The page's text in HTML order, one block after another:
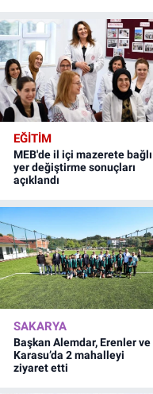
EĞİTİM
MEB'de il içi mazerete bağlı
yer değiştirme sonuçları
açıklandı
SAKARYA
Başkan Alemdar, Erenler ve
Karasu’da 2 mahalleyi
ziyaret etti